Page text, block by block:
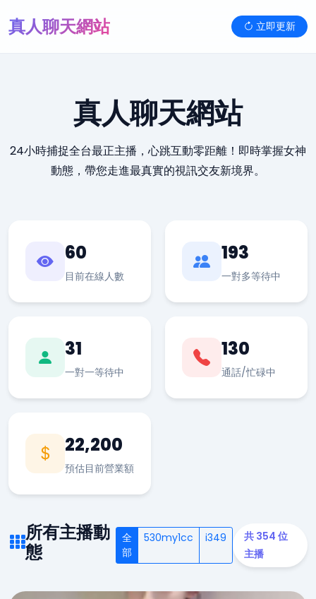
真人聊天網站 立即更新
真人聊天網站
24小時捕捉全台最正主播，心跳互動零距離！即時掌握女神
動態，帶您走進最真實的視訊交友新境界。
60
目前在線人數
193
一對多等待中
31
一對一等待中
130
通話/忙碌中
22,200
預估目前營業額
所有主播動
態
全
部
530my1cc i349
共 354 位
主播